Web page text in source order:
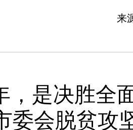
来
，是决胜全
委会脱贫攻